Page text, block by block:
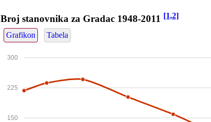
Broj stanovnika za Gradac 1948-2011 [1,2]
Grafikon Tabela
150
225
300